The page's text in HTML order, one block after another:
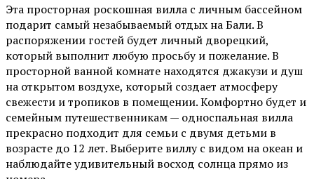
Эта просторная роскошная вилла с личным бассейном
подарит самый незабываемый отдых на Бали. В
распоряжении гостей будет личный дворецкий,
который выполнит любую просьбу и пожелание. В
просторной ванной комнате находятся джакузи и душ
на открытом воздухе, который создает атмосферу
свежести и тропиков в помещении. Комфортно будет и
семейным путешественникам — односпальная вилла
прекрасно подходит для семьи с двумя детьми в
возрасте до 12 лет. Выберите виллу с видом на океан и
наблюдайте удивительный восход солнца прямо из